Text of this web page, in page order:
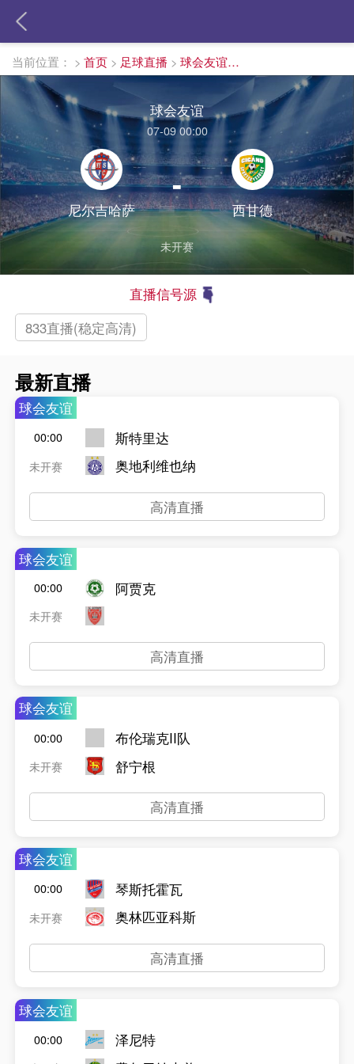
当前位置： > 首页 > 足球直播 > 球会友谊直播
球会友谊
07-09 00:00
尼尔吉哈萨
-
西甘德
未开赛
直播信号源
833直播(稳定高清)
最新直播
球会友谊
00:00
未开赛
斯特里达
奥地利维也纳
高清直播
球会友谊
00:00
未开赛
阿贾克
高清直播
球会友谊
00:00
未开赛
布伦瑞克II队
舒宁根
高清直播
球会友谊
00:00
未开赛
琴斯托霍瓦
奥林匹亚科斯
高清直播
球会友谊
00:00
泽尼特